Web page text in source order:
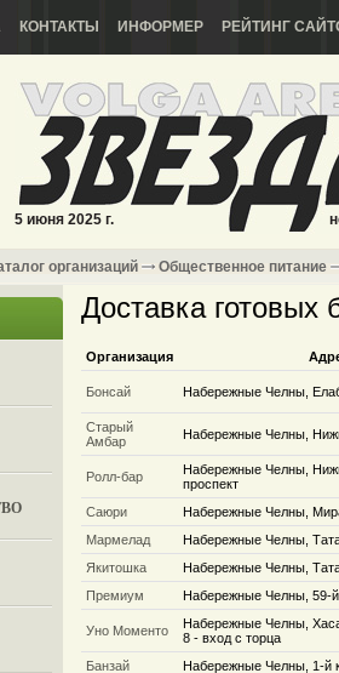
КОНТАКТЫ ИНФОРМЕР РЕЙТИНГ
5 июня 2025 г.
организаций Общественное питание
Доставка готовых
Организация
Бонсай Набережные Челны,
Старый
Амбар
Набережные Челны,
Ролл-бар
Набережные Челны,
проспект
Саюри
Набережные Челны,
Мармелад
Набережные Челны,
Якитошка
Набережные Челны,
Премиум
Набережные Челны, 59-
Уно Моменто
Набережные Челны,
8 - вход с торца
Банзай
Набережные Челны, 1-й